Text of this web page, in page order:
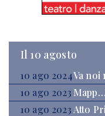
Il 10 agosto
10 ago 2024Va noi
10 ago 2023
10 ago 2023 Atto